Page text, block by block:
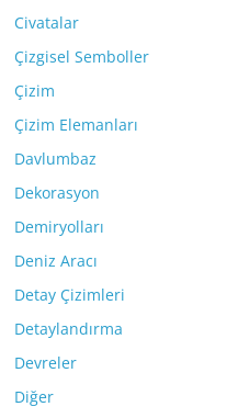
Civatalar
Çizgisel Semboller
Çizim
Çizim Elemanları
Davlumbaz
Dekorasyon
Demiryolları
Deniz Aracı
Detay Çizimleri
Detaylandırma
Devreler
Diğer